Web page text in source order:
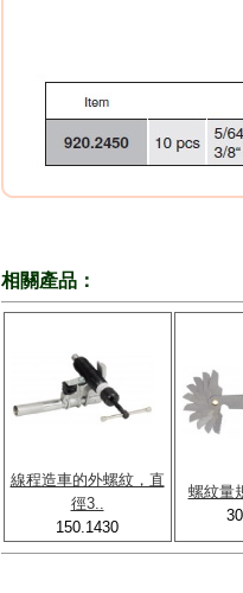
相關產品：
線程造車的外螺紋，直
徑3..
150.1430
螺紋量